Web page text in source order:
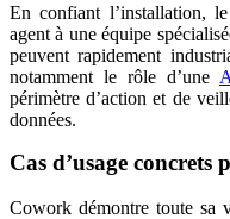
En confiant l’installation,
agent à une équipe
peuvent rapidement
notamment le rôle d’une
périmètre d’action et de
données.
Cas d’usage concrets
Cowork démontre toute sa